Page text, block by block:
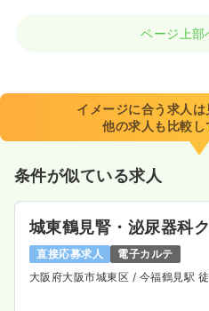
ページ上部
イメージに合う求人
他の求人も比較し
条件が似ている求人
城東鶴見腎・泌尿器科
直接応募求人
電子カルテ
大阪府大阪市城東区 / 今福鶴見駅